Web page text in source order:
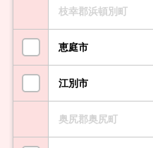
枝幸郡浜頓別町
恵庭市
江別市
奥尻郡奥尻町